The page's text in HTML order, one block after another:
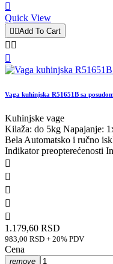

Quick View
 Add To Cart
 

Vaga kuhinjska R51651B sa
Kuhinjske vage
Kilaža: do 5kg Napajanje:
Bela Automatsko i ručno
Indikator preopterećenosti





1.179,60 RSD
983,00 RSD + 20% PDV
Cena
remove